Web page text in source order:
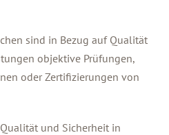
sind in Bezug auf Qualität
objektive Prüfungen,
oder Zertifizierungen von
und Sicherheit in